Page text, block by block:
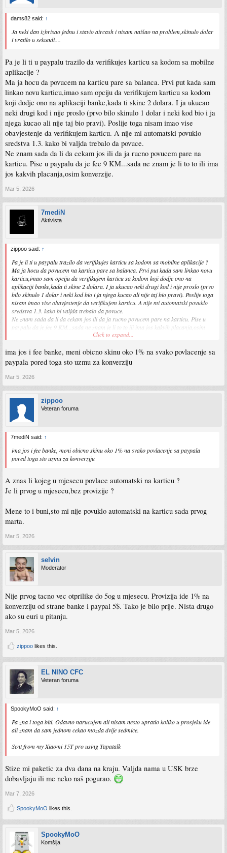
dams82 said: ↑
Ja neki dan izbrisao jednu i stavio aircash i nisam naišao na problem,skinulo dolar
i vratilo u sekundi....
Pa je li ti u paypalu trazilo da verifikujes karticu sa kodom sa mobilne
aplikacije ?
Ma ja hocu da povucem na karticu pare sa balanca. Prvi put kada sam
linkao novu karticu,imao sam opciju da verifikujem karticu sa kodom
koji dodje ono na aplikaciji banke,kada ti skine 2 dolara. I ja ukucao
neki drugi kod i nije proslo (prvo bilo skinulo 1 dolar i neki kod bio i ja
njega kucao ali nije taj bio pravi). Poslije toga nisam imao vise
obavjestenje da verifikujem karticu. A nije mi automatski povuklo
sredstva 1.3. kako bi valjda trebalo da povuce.
Ne znam sada da li da cekam jos ili da ja rucno povucem pare na
karticu. Pise u paypalu da je fee 9 KM...sada ne znam je li to to ili ima
jos kakvih placanja,osim konverzije.
Mar 5, 2026
7mediN
Aktivista
zippoo said: ↑
Pa je li ti u paypalu trazilo da verifikujes karticu sa kodom sa mobilne aplikacije ?
Ma ja hocu da povucem na karticu pare sa balanca. Prvi put kada sam linkao novu
karticu,imao sam opciju da verifikujem karticu sa kodom koji dodje ono na
aplikaciji banke,kada ti skine 2 dolara. I ja ukucao neki drugi kod i nije proslo (prvo
bilo skinulo 1 dolar i neki kod bio i ja njega kucao ali nije taj bio pravi). Poslije toga
nisam imao vise obavjestenje da verifikujem karticu. A nije mi automatski povuklo
sredstva 1.3. kako bi valjda trebalo da povuce.
Ne znam sada da li da cekam jos ili da ja rucno povucem pare na karticu. Pise u
paypalu da je fee 9 KM...sada ne znam je li to to ili ima jos kakvih placanja,osim
Click to expand...
ima jos i fee banke, meni obicno skinu oko 1% na svako povlacenje sa
paypala pored toga sto uzmu za konverziju
Mar 5, 2026
zippoo
Veteran foruma
7mediN said: ↑
ima jos i fee banke, meni obicno skinu oko 1% na svako povlacenje sa paypala
pored toga sto uzmu za konverziju
A znas li kojeg u mjesecu povlace automatski na karticu ?
Je li prvog u mjesecu,bez provizije ?
Mene to i buni,sto mi nije povuklo automatski na karticu sada prvog
marta.
Mar 5, 2026
selvin
Moderator
Nije prvog tacno vec otprilike do 5og u mjesecu. Provizija ide 1% na
konverziju od strane banke i paypal 5$. Tako je bilo prije. Nista drugo
ako su euri u pitanju.
Mar 5, 2026
zippoo likes this.
EL NINO CFC
Veteran foruma
SpookyMoO said: ↑
Pa zna i toga biti. Odavno narucujem ali nisam nesto upratio koliko u prosjeku ide
ali znam da sam jednom cekao mozda dvije sedmice.
Sent from my Xiaomi 15T pro using Tapatalk
Stize mi paketic za dva dana na kraju. Valjda nama u USK brze
dobavljaju ili me neko naš pogurao.
Mar 7, 2026
SpookyMoO likes this.
SpookyMoO
Komšija